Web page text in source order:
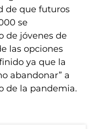
de que futuros
se
de jóvenes de
las opciones
ya que la
abandonar” a
de la pandemia.